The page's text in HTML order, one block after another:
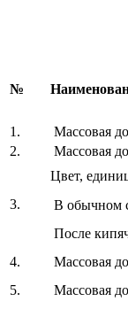
№
1.
Массовая
2.
Массовая
3.
Цвет,
В обычном
После
4.
Массовая
5.
Массовая